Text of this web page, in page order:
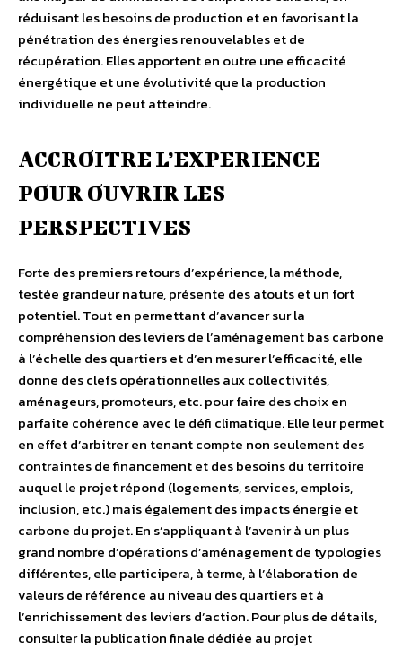
réduisant les besoins de production et en favorisant la
pénétration des énergies renouvelables et de
récupération. Elles apportent en outre une efficacité
énergétique et une évolutivité que la production
individuelle ne peut atteindre.
ACCROITRE L’EXPERIENCE
POUR OUVRIR LES
PERSPECTIVES
Forte des premiers retours d’expérience, la méthode,
testée grandeur nature, présente des atouts et un fort
potentiel. Tout en permettant d’avancer sur la
compréhension des leviers de l’aménagement bas carbone
à l’échelle des quartiers et d’en mesurer l’efficacité, elle
donne des clefs opérationnelles aux collectivités,
aménageurs, promoteurs, etc. pour faire des choix en
parfaite cohérence avec le défi climatique. Elle leur permet
en effet d’arbitrer en tenant compte non seulement des
contraintes de financement et des besoins du territoire
auquel le projet répond (logements, services, emplois,
inclusion, etc.) mais également des impacts énergie et
carbone du projet. En s’appliquant à l’avenir à un plus
grand nombre d’opérations d’aménagement de typologies
différentes, elle participera, à terme, à l’élaboration de
valeurs de référence au niveau des quartiers et à
l’enrichissement des leviers d’action. Pour plus de détails,
consulter la publication finale dédiée au projet